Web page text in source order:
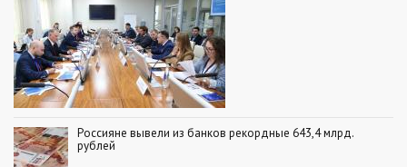
Россияне вывели из банков рекордные 643,4 млрд.
рублей